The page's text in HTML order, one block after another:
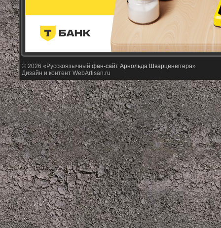
© 2026 «Русскоязычный фан-сайт Арнольда Шварценеггера»
Дизайн и контент WebArtisan.ru